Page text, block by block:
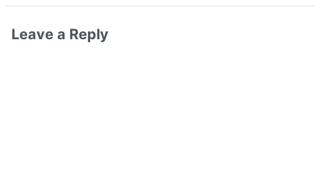
Leave a Reply